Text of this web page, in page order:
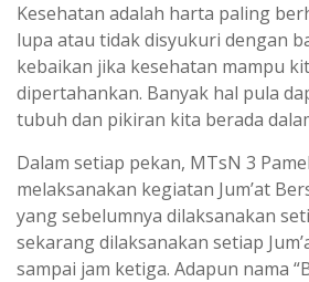
Kesehatan adalah harta paling
lupa atau tidak disyukuri dengan
kebaikan jika kesehatan mampu
dipertahankan. Banyak hal pula
tubuh dan pikiran kita berada
Dalam setiap pekan, MTsN 3
melaksanakan kegiatan Jum’at
yang sebelumnya dilaksanakan
sekarang dilaksanakan setiap
sampai jam ketiga. Adapun nama